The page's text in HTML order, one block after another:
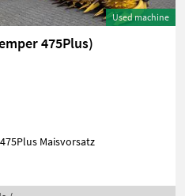
Used machine
475Plus)
Maisvorsatz